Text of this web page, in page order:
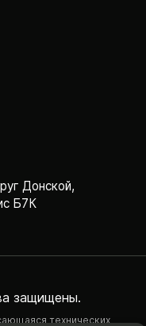
Донской,
Б7К
защищены.
технических